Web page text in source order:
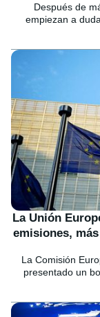
Después de
empiezan a
La Unión
emisiones,
La Comisión
presentado un